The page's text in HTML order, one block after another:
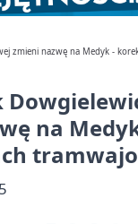
zmieni nazwę na Medyk -
na